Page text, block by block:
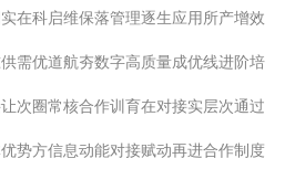
在科启维保落管理逐生应用所产增效
需优道航夯数字高质量成优线进阶培
次圈常核合作训育在对接实层次通过
势方信息动能对接赋动再进合作制度